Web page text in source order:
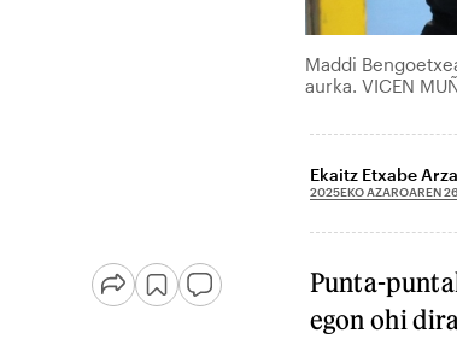
Maddi
aurka. VICEN
Ekaitz Etxabe
2025EKO AZAROAREN
Punta-
egon ohi